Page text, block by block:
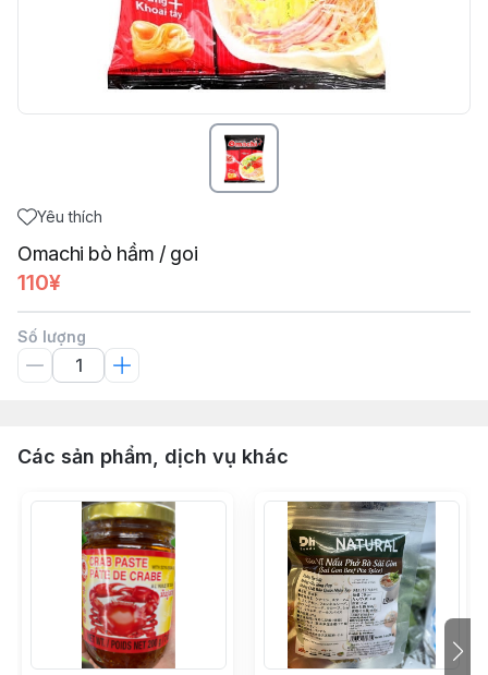
Yêu thích
Omachi bò hầm / goi
110¥
Số lượng
Các sản phẩm, dịch vụ khác